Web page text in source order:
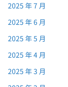
2025 年 7 月
2025 年 6 月
2025 年 5 月
2025 年 4 月
2025 年 3 月